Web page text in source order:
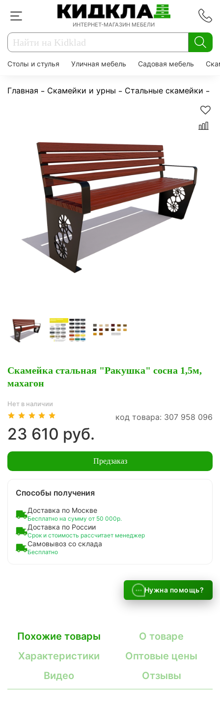
ИНТЕРНЕТ-МАГАЗИН МЕБЕЛИ
Столы и стулья Уличная мебель Садовая мебель
Главная Скамейки и урны Стальные скамейки
Скамейка стальная "Ракушка" сосна 1,5м,
махагон
Нет в наличии
код товара: 307 958 096
23 610 руб.
Предзаказ
Способы получения
Доставка по Москве
Бесплатно на сумму от 50 000р.
Доставка по России
Срок и стоимость рассчитает менеджер
Самовывоз со склада
Бесплатно
Нужна помощь?
Похожие товары
О товаре
Характеристики
Оптовые цены
Видео
Отзывы